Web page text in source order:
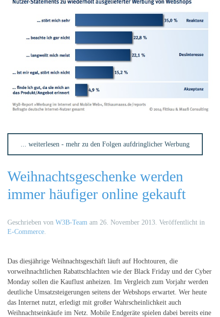
... weiterlesen - mehr zu den Folgen aufdringlicher Werbung
Weihnachtsgeschenke werden
immer häufiger online gekauft
Geschrieben von W3B-Team am 26. November 2013 . Veröffentlicht in
E-Commerce
Das diesjährige Weihnachtsgeschäft läuft auf Hochtouren, die
vorweihnachtlichen Rabattschlachten wie der Black Friday und der Cyber
Monday sollen die Kauflust anheizen. Im Vergleich zum Vorjahr werden
deutliche Umsatzsteigerungen seitens der Webshops erwartet. Wer heute
das Internet nutzt, erledigt mit großer Wahrscheinlichkeit auch
Weihnachtseinkäufe im Netz. Mobile Endgeräte spielen dabei bereits eine